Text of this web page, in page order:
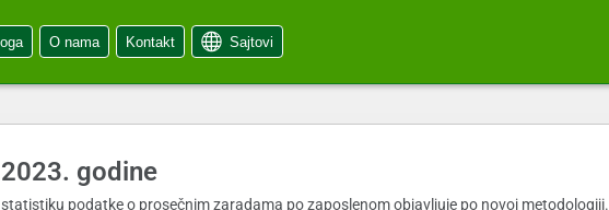
O nama Kontakt Sajtovi
godine
podatke o prosečnim zaradama po zaposlenom objavljuje po novoj metodologiji.